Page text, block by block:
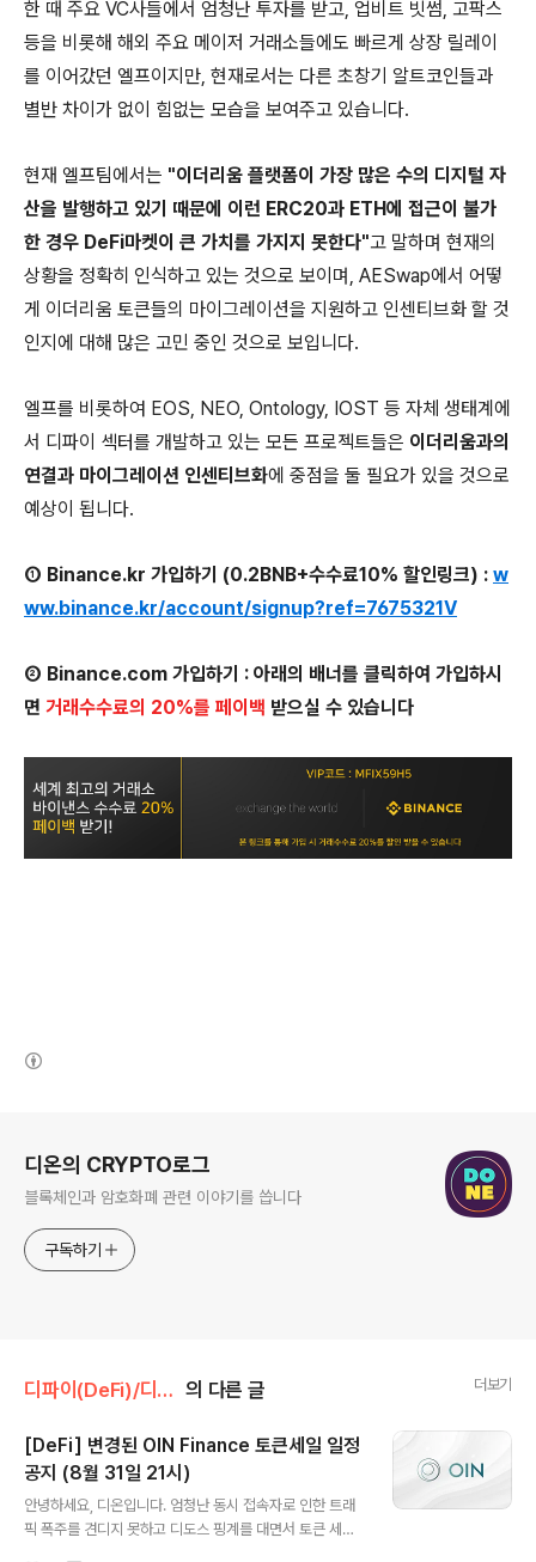
한 때 주요 VC사들에서 엄청난 투자를 받고, 업비트 빗썸, 고팍스
등을 비롯해 해외 주요 메이저 거래소들에도 빠르게 상장 릴레이
를 이어갔던 엘프이지만, 현재로서는 다른 초창기 알트코인들과
별반 차이가 없이 힘없는 모습을 보여주고 있습니다.
현재 엘프팀에서는 "이더리움 플랫폼이 가장 많은 수의 디지털 자
산을 발행하고 있기 때문에 이런 ERC20과 ETH에 접근이 불가
한 경우 DeFi마켓이 큰 가치를 가지지 못한다"고 말하며 현재의
상황을 정확히 인식하고 있는 것으로 보이며, AESwap에서 어떻
게 이더리움 토큰들의 마이그레이션을 지원하고 인센티브화 할 것
인지에 대해 많은 고민 중인 것으로 보입니다.
엘프를 비롯하여 EOS, NEO, Ontology, IOST 등 자체 생태계에
서 디파이 섹터를 개발하고 있는 모든 프로젝트들은 이더리움과의
연결과 마이그레이션 인센티브화에 중점을 둘 필요가 있을 것으로
예상이 됩니다.
① Binance.kr 가입하기 (0.2BNB+수수료10% 할인링크) : w
ww.binance.kr/account/signup?ref=7675321V
② Binance.com 가입하기 : 아래의 배너를 클릭하여 가입하시
면 거래수수료의 20%를 페이백 받으실 수 있습니다
디온의 CRYPTO로그
블록체인과 암호화폐 관련 이야기를 씁니다
구독하기
디파이(DeFi)/디파이 일반 의 다른 글 더보기
[DeFi] 변경된 OIN Finance 토큰세일 일정
공지 (8월 31일 21시)
안녕하세요, 디온입니다. 엄청난 동시 접속자로 인한 트래
픽 폭주를 견디지 못하고 디도스 핑계를 대면서 토큰 세일